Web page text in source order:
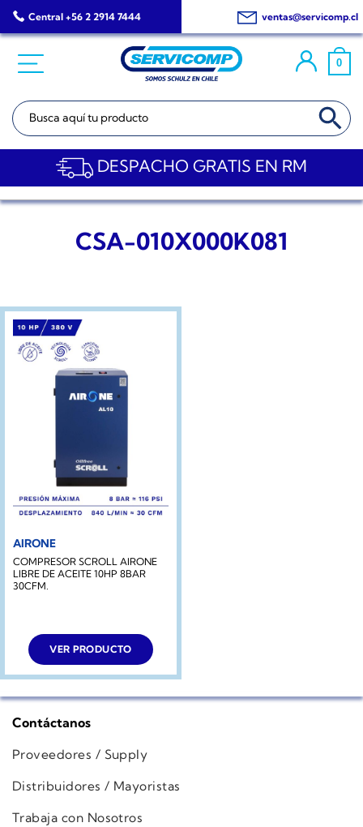
Saltar
al
Central +56 2 2914 7444 ventas@servicomp.cl
0
Buscar: BOTÓN DE
DESPACHO GRATIS EN RM
CSA-010X000K081
AIRONE
COMPRESOR SCROLL AIRONE
LIBRE DE ACEITE 10HP 8BAR
30CFM.
VER PRODUCTO
Contáctanos
Proveedores / Supply
Distribuidores / Mayoristas
Trabaja con Nosotros